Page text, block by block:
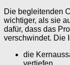
Die begleitenden
wichtiger, als sie
dafür, dass das
verschwindet. Die
die
vertiefen,